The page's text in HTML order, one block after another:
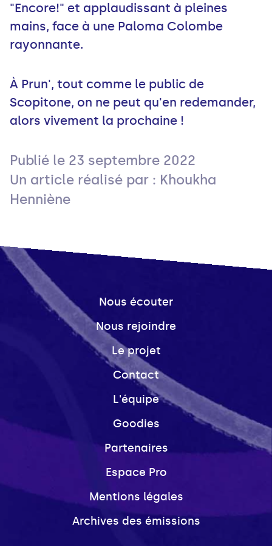
"Encore!" et applaudissant à pleines
mains, face à une Paloma Colombe
rayonnante.
À Prun', tout comme le public de
Scopitone, on ne peut qu'en redemander,
alors vivement la prochaine !
Publié le 23 septembre 2022
Un article réalisé par : Khoukha
Henniène
Nous écouter
Nous rejoindre
Le projet
Contact
L'équipe
Goodies
Partenaires
Espace Pro
Mentions légales
Archives des émissions